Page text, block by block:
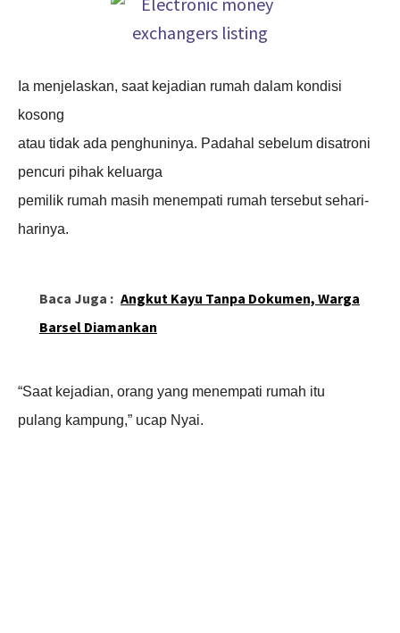
Ia menjelaskan, saat kejadian rumah dalam kondisi
kosong
atau tidak ada penghuninya. Padahal sebelum disatroni
pencuri pihak keluarga
pemilik rumah masih menempati rumah tersebut sehari-
harinya.
Baca Juga : Angkut Kayu Tanpa Dokumen, Warga
Barsel Diamankan
“Saat kejadian, orang yang menempati rumah itu
pulang kampung,” ucap Nyai.